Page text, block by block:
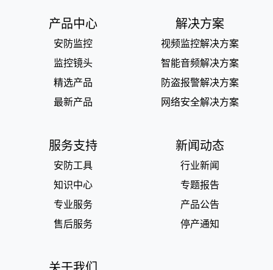
产品中心
安防监控
监控镜头
精选产品
最新产品
解决方案
视频监控解决方案
智能音频解决方案
防盗报警解决方案
网络安全解决方案
服务支持
安防工具
知识中心
专业服务
售后服务
新闻动态
行业新闻
专题报告
产品公告
停产通知